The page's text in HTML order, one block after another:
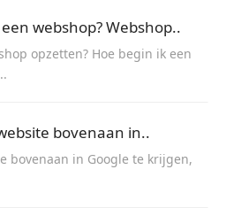
webshop? Webshop..
opzetten? Hoe begin ik een
bovenaan in..
bovenaan in Google te krijgen,